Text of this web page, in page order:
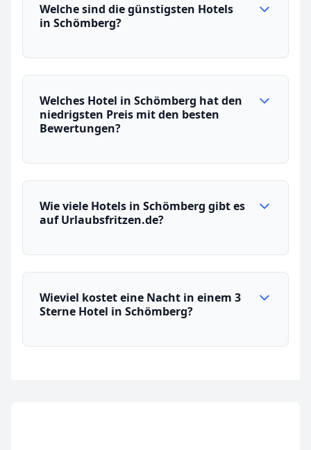
Welche sind die günstigsten Hotels
in Schömberg?
Welches Hotel in Schömberg hat den
niedrigsten Preis mit den besten
Bewertungen?
Wie viele Hotels in Schömberg gibt es
auf Urlaubsfritzen.de?
Wieviel kostet eine Nacht in einem 3
Sterne Hotel in Schömberg?